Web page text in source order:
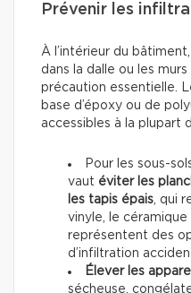
Prévenir les
À l’intérieur du
dans la dalle ou les
précaution essentielle.
base d’époxy ou de
accessibles à la plupart
Pour les sous-
vaut éviter les
les tapis épais , qui
vinyle, le
représentent des
d’infiltration
Élever les
sécheuse,